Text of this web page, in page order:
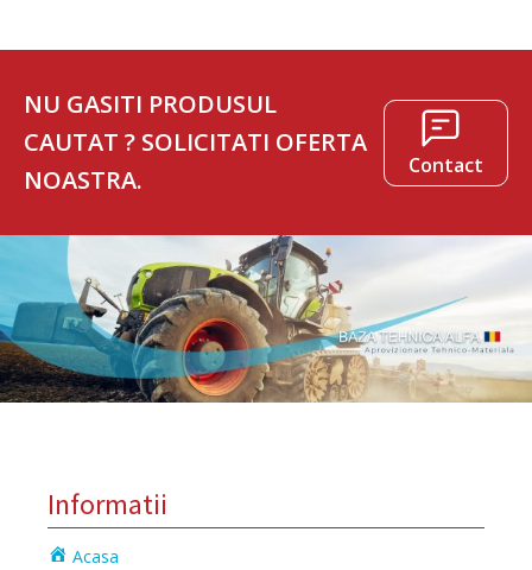
NU GASITI PRODUSUL
CAUTAT ? SOLICITATI OFERTA
NOASTRA.
Contact
Informatii
Acasa